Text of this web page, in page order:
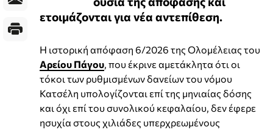
ετοιμάζονται για νέα αντεπίθεση.
Η ιστορική απόφαση 6/2026 της Ολομέλειας του
Αρείου Πάγου , που έκρινε αμετάκλητα ότι οι
τόκοι των ρυθμισμένων δανείων του νόμου
Κατσέλη υπολογίζονται επί της μηνιαίας δόσης
και όχι επί του συνολικού κεφαλαίου, δεν έφερε
ησυχία στους χιλιάδες υπερχρεωμένους